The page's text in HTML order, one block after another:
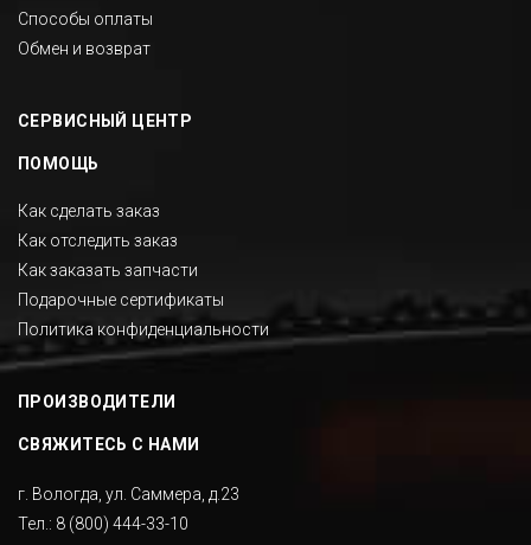
Способы оплаты
Обмен и возврат
СЕРВИСНЫЙ ЦЕНТР
ПОМОЩЬ
Как сделать заказ
Как отследить заказ
Как заказать запчасти
Подарочные сертификаты
Политика конфиденциальности
ПРОИЗВОДИТЕЛИ
СВЯЖИТЕСЬ С НАМИ
г. Вологда, ул. Саммера, д.23
Тел.: 8 (800) 444-33-10